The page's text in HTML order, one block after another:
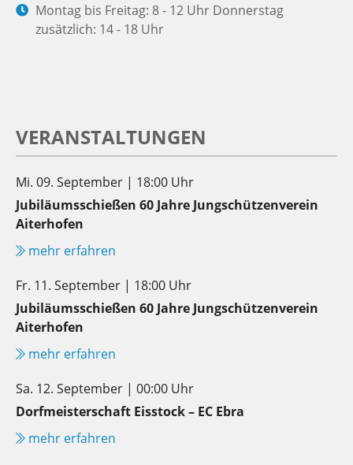
Montag bis Freitag: 8 - 12 Uhr Donnerstag
zusätzlich: 14 - 18 Uhr
VERANSTALTUNGEN
Mi. 09. September | 18:00 Uhr
Jubiläumsschießen 60 Jahre Jungschützenverein
Aiterhofen
mehr erfahren
Fr. 11. September | 18:00 Uhr
Jubiläumsschießen 60 Jahre Jungschützenverein
Aiterhofen
mehr erfahren
Sa. 12. September | 00:00 Uhr
Dorfmeisterschaft Eisstock – EC Ebra
mehr erfahren